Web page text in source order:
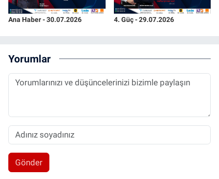
Ana Haber - 30.07.2026 4. Güç - 29.07.2026
Yorumlar
Gönder